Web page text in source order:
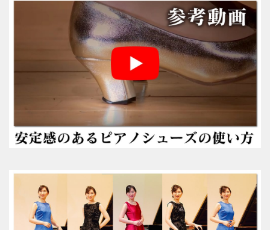
性別から選ぶ
婦人用のピアノシューズ
男女兼用のピアノシューズ
紳士用のピアノシューズ
ヒールのメンテナンス
ピアノシューズについて